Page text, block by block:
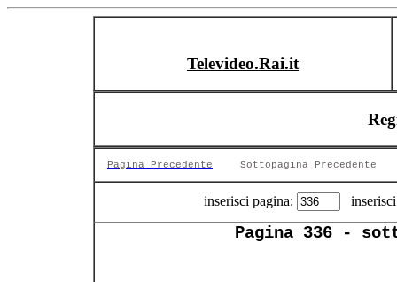
Televideo.Rai.it
Pagina Precedente Sottopagina Precedente
inserisci pagina:
Pagina 336 -